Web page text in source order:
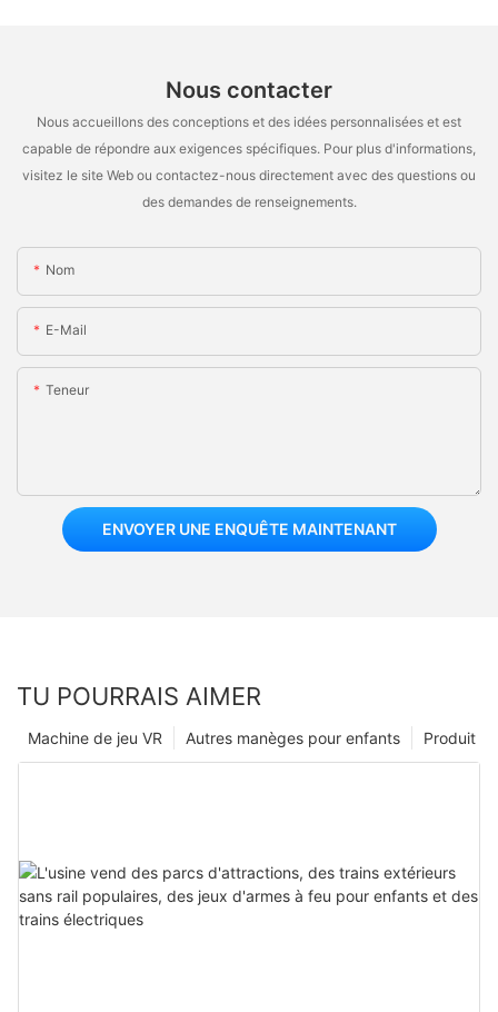
Nous contacter
Nous accueillons des conceptions et des idées personnalisées et est
capable de répondre aux exigences spécifiques. Pour plus d'informations,
visitez le site Web ou contactez-nous directement avec des questions ou
des demandes de renseignements.
Nom
E-Mail
Teneur
ENVOYER UNE ENQUÊTE MAINTENANT
TU POURRAIS AIMER
Produit
Autres manèges pour enfants
Machine de jeu VR